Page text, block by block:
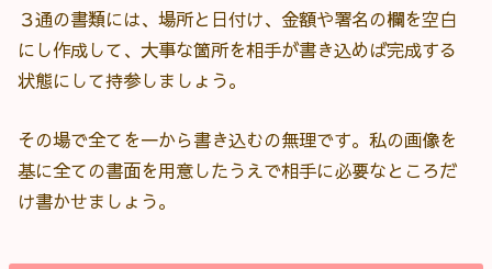
３通の書類には、場所と日付け、金額や署名の欄を空白
にし作成して、大事な箇所を相手が書き込めば完成する
状態にして持参しましょう。
その場で全てを一から書き込むの無理です。私の画像を
基に全ての書面を用意したうえで相手に必要なところだ
け書かせましょう。